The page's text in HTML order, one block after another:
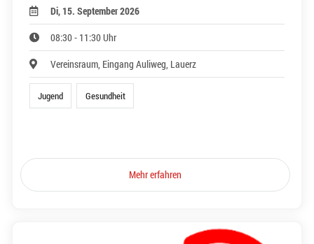
Di, 15. September 2026
08:30 - 11:30 Uhr
Vereinsraum, Eingang Auliweg, Lauerz
Jugend Gesundheit
Mehr erfahren